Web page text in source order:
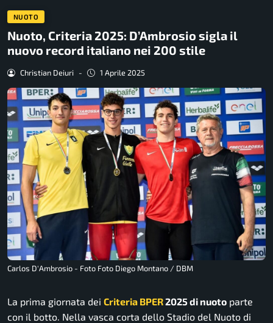
NUOTO
Nuoto, Criteria 2025: D’Ambrosio sigla il
nuovo record italiano nei 200 stile
Christian Deiuri - 1 Aprile 2025
Carlos D'Ambrosio - Foto Foto Diego Montano / DBM
La prima giornata dei Criteria BPER2025 di nuoto parte
con il botto. Nella vasca corta dello Stadio del Nuoto di